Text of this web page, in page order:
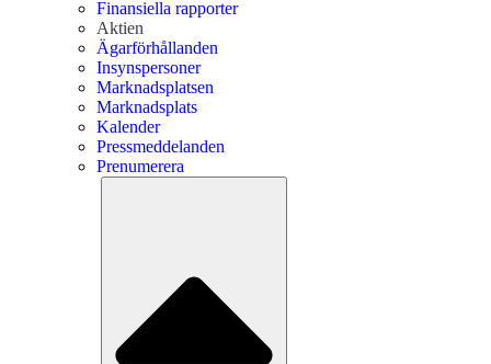
Finansiella rapporter
Aktien
Ägarförhållanden
Insynspersoner
Marknadsplatsen
Marknadsplats
Kalender
Pressmeddelanden
Prenumerera